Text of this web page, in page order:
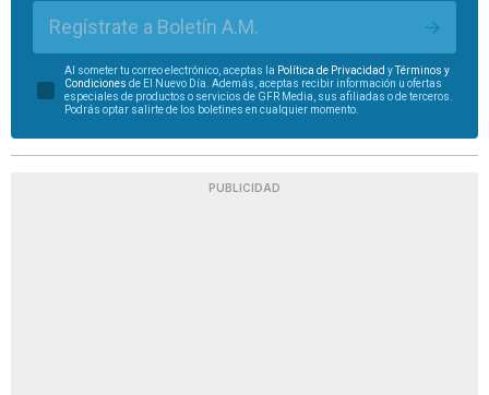
Regístrate a Boletín A.M.
Al someter tu correo electrónico, aceptas la Política de Privacidad yTérminos y
Condiciones de El Nuevo Día. Además, aceptas recibir información u ofertas
especiales de productos o servicios de GFR Media, sus afiliadas o de terceros.
Podrás optar salirte de los boletines en cualquier momento.
PUBLICIDAD